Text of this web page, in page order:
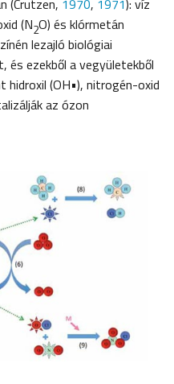
(Crutzen, 1970, 1971): víz
(N2O) és klórmetán
lezajló biológiai
ezekből a vegyületekből
hidroxil (OH•), nitrogén-oxid
az ózon